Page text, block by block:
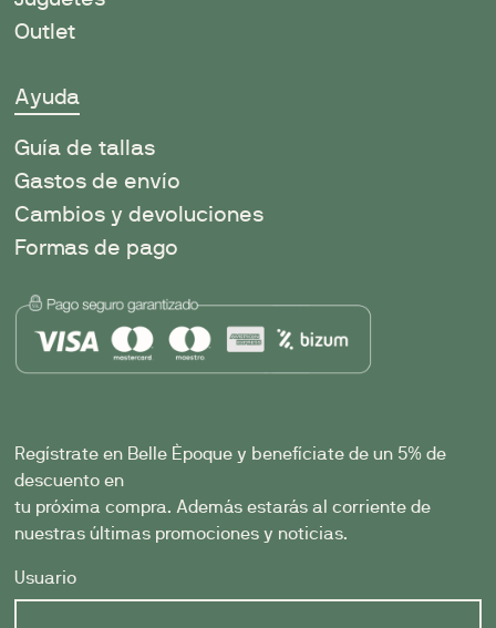
Outlet
Ayuda
Guía de tallas
Gastos de envío
Cambios y devoluciones
Formas de pago
Regístrate en Belle Èpoque y benefíciate de un 5% de
descuento en
tu próxima compra. Además estarás al corriente de
nuestras últimas promociones y noticias.
Usuario